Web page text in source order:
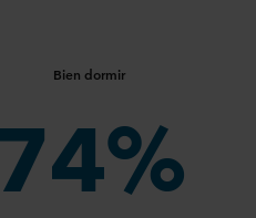
Bien dormir
74%